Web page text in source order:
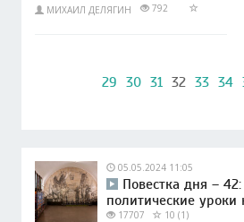
МИХАИЛ ДЕЛЯГИН 792
29 30 31 32 33 34
05.05.2024 11:05
Повестка дня –
политические уроки
17707 10 (1)